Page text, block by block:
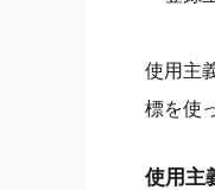
使用主
標を使
使用主